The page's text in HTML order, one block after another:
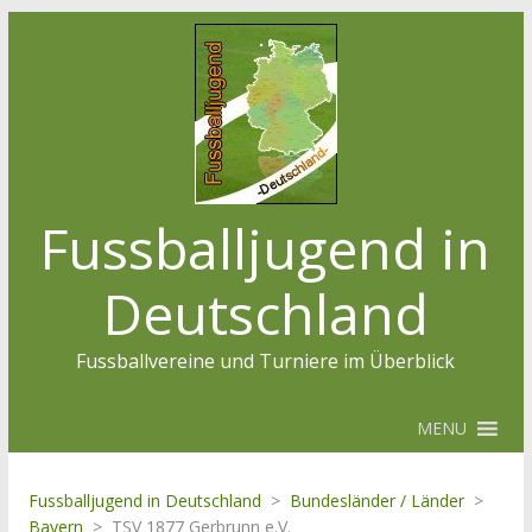
Fussballjugend in
Deutschland
Fussballvereine und Turniere im Überblick
MENU
Fussballjugend in Deutschland > Bundesländer / Länder >
Bayern > TSV 1877 Gerbrunn e.V.